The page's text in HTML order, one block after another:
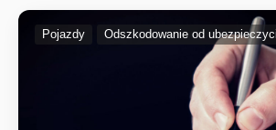
Pojazdy Odszkodowanie od